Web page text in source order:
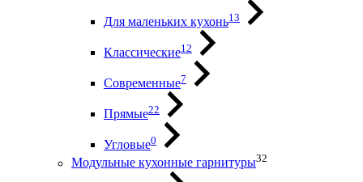
Для маленьких кухонь13
Классические12
Современные7
Прямые22
Угловые0
Модульные кухонные гарнитуры32